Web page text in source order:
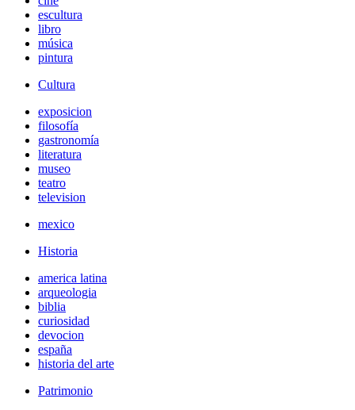
escultura
libro
música
pintura
Cultura
exposicion
filosofía
gastronomía
literatura
museo
teatro
television
mexico
Historia
america latina
arqueologia
biblia
curiosidad
devocion
españa
historia del arte
Patrimonio